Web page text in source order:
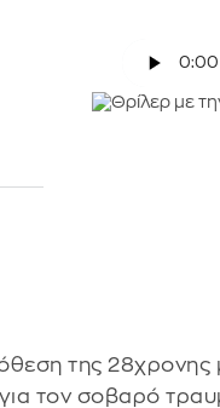
της 28χρονης
τον σοβαρό